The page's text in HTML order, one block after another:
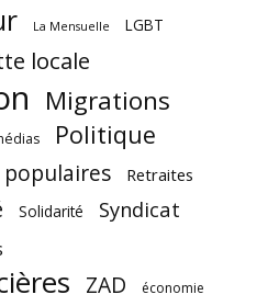
La Mensuelle
LGBT
locale
Migrations
Politique
Retraites
Solidarité Syndicat
ZAD économie